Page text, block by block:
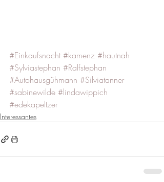
#Einkaufsnacht #kamenz #hautnah
#Sylviastephan #Ralfstephan
#Autohausgühmann #Silviatanner
#sabinewilde #lindawippich
#edekapeltzer
Interessantes